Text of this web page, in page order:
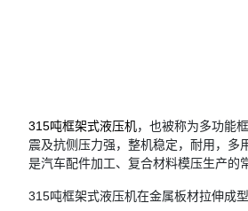
315吨框架式液压机，也被称为多功能
震及抗侧压力强，整机稳定，耐用，多
是汽车配件加工、复合材料模压生产的
315吨框架式液压机在金属板材拉伸成